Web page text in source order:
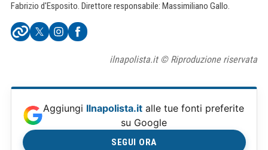
Fabrizio d'Esposito. Direttore responsabile: Massimiliano Gallo.
ilnapolista.it © Riproduzione riservata
Aggiungi Ilnapolista.it alle tue fonti preferite
su Google
SEGUI ORA